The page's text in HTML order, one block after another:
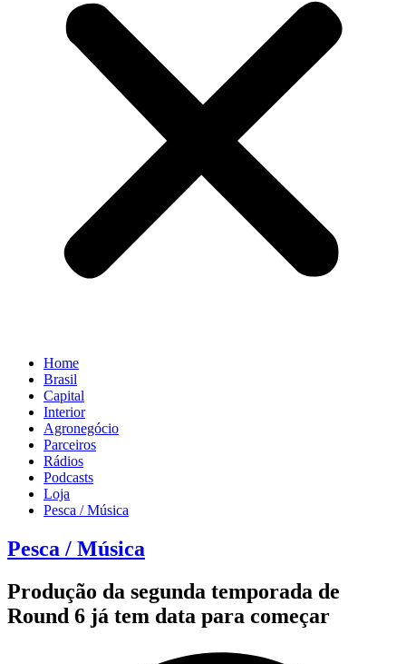
Home
Brasil
Capital
Interior
Agronegócio
Parceiros
Rádios
Podcasts
Loja
Pesca / Música
Pesca / Música
Produção da segunda temporada de
Round 6 já tem data para começar